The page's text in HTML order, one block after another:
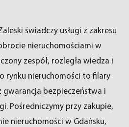
świadczy usługi z zakresu
nieruchomościami w
zespół, rozległa wiedza i
rynku nieruchomości to filary
gwarancja bezpieczeństwa i
Pośredniczymy przy zakupie,
nieruchomości w Gdańsku,